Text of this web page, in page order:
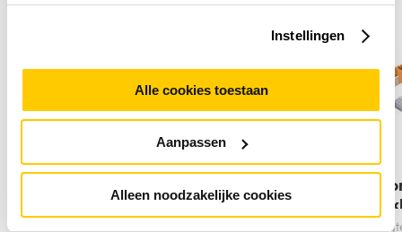
Instellingen
Alle cookies toestaan
Aanpassen
Alleen noodzakelijke cookies
netwerkkabel Groen 2